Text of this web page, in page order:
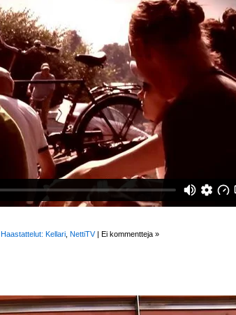
Haastattelut: Kellari, NettiTV| Ei kommentteja »